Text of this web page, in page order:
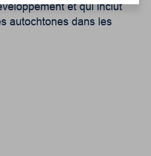
et qui inclut
autochtones dans les